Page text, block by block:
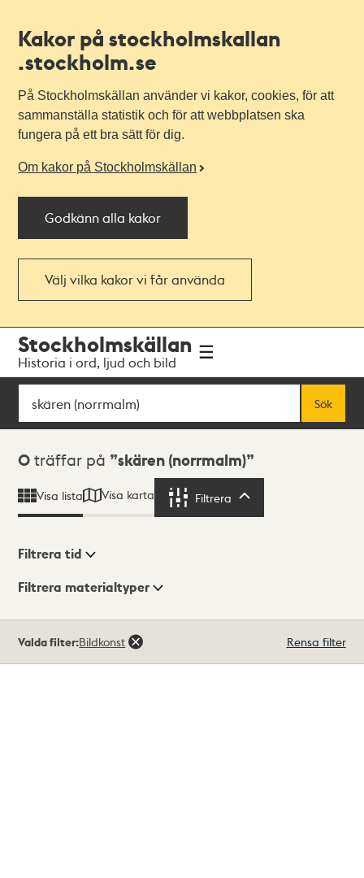
Kakor på stockholmskallan
.stockholm.se
På Stockholmskällan använder vi kakor, cookies, för att
sammanställa statistik och för att webbplatsen ska
fungera på ett bra sätt för dig.
Om kakor på Stockholmskällan
Godkänn alla kakor
Välj vilka kakor vi får använda
navigationen
huvudinnehållet
Stockholmskällan
Historia i ord, ljud och bild
Sök
Sök
Sökresultat
0 träffar på skären (norrmalm)
Visa lista Visa karta Filtrera
Visningsläge
Filtrera tid
Filtrera materialtyper
träffar
Valda filter:Bildkonst Rensa filter